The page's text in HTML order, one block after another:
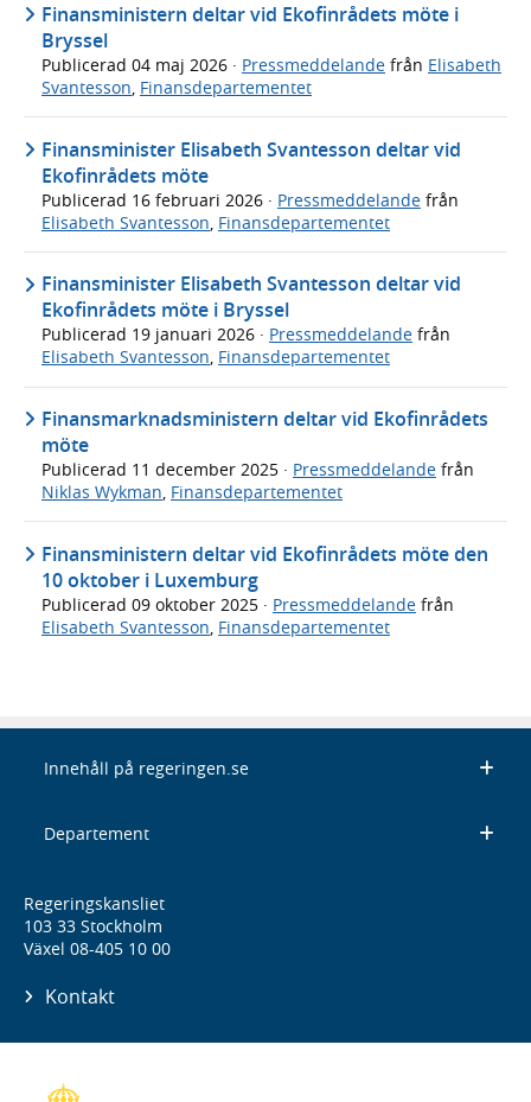
Finansministern deltar vid Ekofinrådets möte i
Bryssel
Publicerad 04 maj 2026 · Pressmeddelande från Elisabeth
Svantesson, Finansdepartementet
Finansminister Elisabeth Svantesson deltar vid
Ekofinrådets möte
Publicerad 16 februari 2026 · Pressmeddelande från
Elisabeth Svantesson Finansdepartementet
Finansminister Elisabeth Svantesson deltar vid
Ekofinrådets möte i Bryssel
Publicerad 19 januari 2026 · Pressmeddelande från
Elisabeth Svantesson, Finansdepartementet
Finansmarknadsministern deltar vid Ekofinrådets
möte
Publicerad 11 december 2025 · Pressmeddelande från
Niklas Wykman, Finansdepartementet
Finansministern deltar vid Ekofinrådets möte den
10 oktober i Luxemburg
Publicerad 09 oktober 2025 · Pressmeddelande från
Elisabeth Svantesson Finansdepartementet
Innehåll på regeringen.se
Departement
Regeringskansliet
103 33 Stockholm
Växel 08-405 10 00
Kontakt